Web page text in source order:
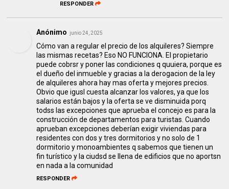
RESPONDER
Anónimo junio 24, 2025
Cómo van a regular el precio de los alquileres? Siempre
las mismas recetas? Eso NO FUNCIONA. El propietario
puede cobrsr y poner las condiciones q quuiera, porque es
el dueño del inmueble y gracias a la derogacion de la ley
de alquileres ahora hay mas oferta y mejores precios.
Obvio que igusl cuesta alcanzar los valores, ya que los
salarios están bajos y la oferta se ve disminuida porq
todss las excepciones que aprueba el concejo es para la
construcción de departamentos para turistas. Cuando
aprueban excepciones deberían exigir viviendas para
residentes con dos y tres dormitorios y no solo de 1
dormitorio y monoambientes q sabemos que tienen un
fin turístico y la ciudsd se llena de edificios que no aportsn
en nada a la comunidad
RESPONDER